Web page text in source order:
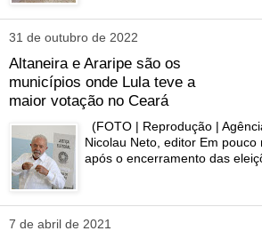
31 de outubro de 2022
Altaneira e Araripe são os
municípios onde Lula teve a
maior votação no Ceará
(FOTO | Reprodução |
Nicolau Neto, editor Em
após o encerramento das
7 de abril de 2021